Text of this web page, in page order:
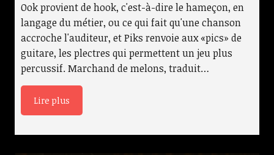
Ook provient de hook, c'est-à-dire le hameçon, en
langage du métier, ou ce qui fait qu'une chanson
accroche l'auditeur, et Piks renvoie aux «pics» de
guitare, les plectres qui permettent un jeu plus
percussif. Marchand de melons, traduit…
Lire plus